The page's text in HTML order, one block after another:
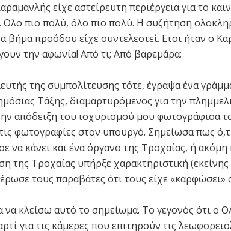
είχε αστείρευτη περιέργεια για το
Ολο πιο πολύ, όλο πιο πολύ. Η συζήτηση
βήμα προόδου είχε συντελεστεί. Ετσι ήταν ο
την αφωνία! Από τι; Από βαρεμάρα;
της συμπολίτευσης τότε, έγραψα ένα
Τάξης, διαμαρτυρόμενος για την
απόδειξη του ισχυρισμού μου φωτογράφισα
φωτογραφίες στον υπουργό. Σημείωσα πως
κάνει και ένα όργανο της Τροχαίας, ή ακόμη
της Τροχαίας υπήρξε χαρακτηριστική (εκείνης
τους παραβάτες ότι τους είχε «καρφώσει»
να κλείσω αυτό το σημείωμα. Το γεγονός ότι ο
για τις κάμερες που επιτηρούν τις